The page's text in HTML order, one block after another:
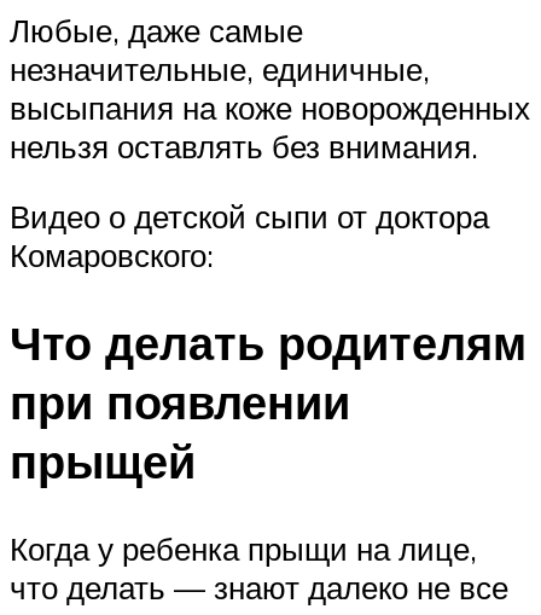
Любые, даже самые
незначительные, единичные,
высыпания на коже новорожденных
нельзя оставлять без внимания.
Видео о детской сыпи от доктора
Комаровского:
Что делать родителям
при появлении
прыщей
Когда у ребенка прыщи на лице,
что делать — знают далеко не все